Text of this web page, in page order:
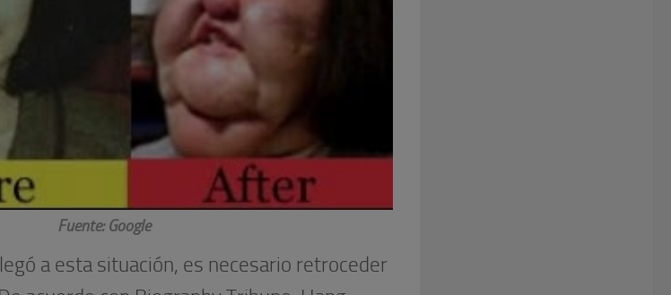
Fuente: Google
a esta situación, es necesario retroceder